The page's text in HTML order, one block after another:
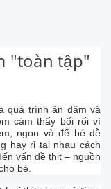
"toàn tập"
quá trình ăn dặm và
cảm thấy bối rối vì
ngon và để bé dễ
hay rỉ tai nhau cách
vấn đề thịt – nguồn
bé.